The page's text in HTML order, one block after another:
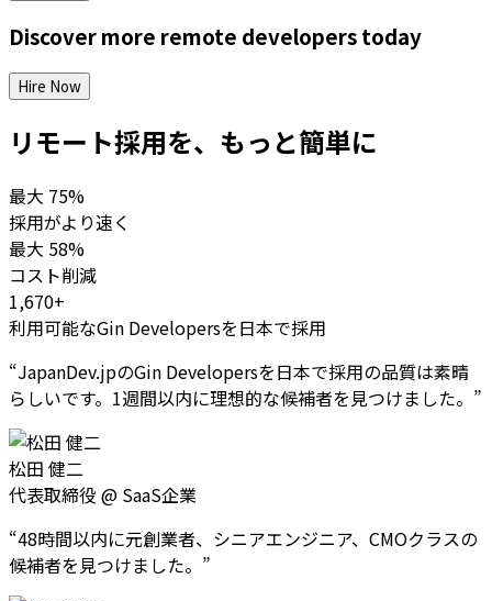
Discover more remote developerstoday
Hire Now
リモート採用を、もっと簡単に
最大 75%
採用がより速く
最大 58%
コスト削減
1,670+
利用可能なGin Developersを日本で採用
“JapanDev.jpのGin Developersを日本で採用の品質は素晴
らしいです。1週間以内に理想的な候補者を見つけました。 ”
松田 健二
代表取締役 @ SaaS企業
“48時間以内に元創業者、シニアエンジニア、CMOクラスの
候補者を見つけました。 ”